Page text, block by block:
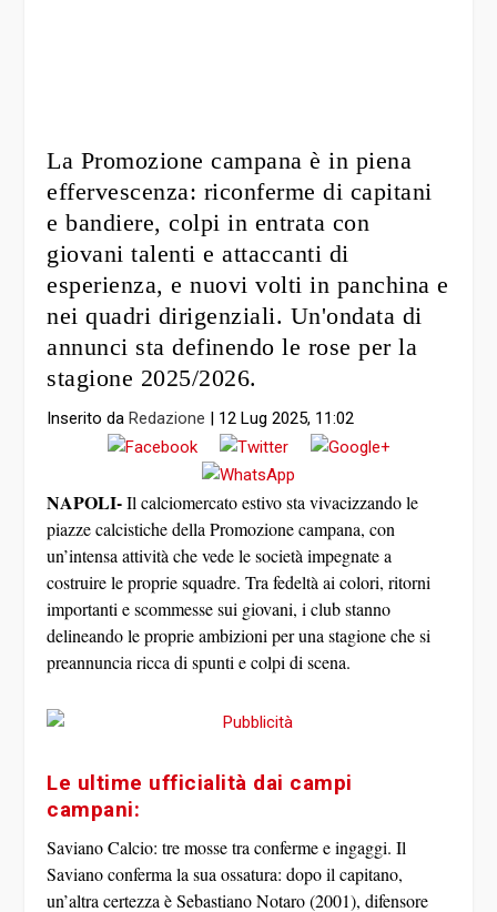
La Promozione campana è in piena
effervescenza: riconferme di capitani
e bandiere, colpi in entrata con
giovani talenti e attaccanti di
esperienza, e nuovi volti in panchina e
nei quadri dirigenziali. Un'ondata di
annunci sta definendo le rose per la
stagione 2025/2026.
Inserito daRedazione | 12 Lug 2025, 11:02
NAPOLI-Il calciomercato estivo sta vivacizzando le
piazze calcistiche dellaPromozione campana, con
un’intensa attività che vede le società impegnate a
costruire le proprie squadre. Tra fedeltà ai colori, ritorni
importanti e scommesse sui giovani, i club stanno
delineando le proprie ambizioni per una stagione che si
preannuncia ricca di spunti e colpi di scena.
Le ultime ufficialità dai campi
campani:
Saviano Calcio: tre mosse tra conferme e ingaggi. Il
Saviano conferma la sua ossatura: dopo il capitano,
un’altra certezza èSebastiano Notaro(2001), difensore